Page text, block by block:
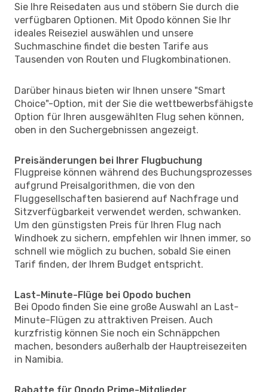
Sie Ihre Reisedaten aus und stöbern Sie durch die
verfügbaren Optionen. Mit Opodo können Sie Ihr
ideales Reiseziel auswählen und unsere
Suchmaschine findet die besten Tarife aus
Tausenden von Routen und Flugkombinationen.
Darüber hinaus bieten wir Ihnen unsere "Smart
Choice"-Option, mit der Sie die wettbewerbsfähigste
Option für Ihren ausgewählten Flug sehen können,
oben in den Suchergebnissen angezeigt.
Preisänderungen bei Ihrer Flugbuchung
Flugpreise können während des Buchungsprozesses
aufgrund Preisalgorithmen, die von den
Fluggesellschaften basierend auf Nachfrage und
Sitzverfügbarkeit verwendet werden, schwanken.
Um den günstigsten Preis für Ihren Flug nach
Windhoek zu sichern, empfehlen wir Ihnen immer, so
schnell wie möglich zu buchen, sobald Sie einen
Tarif finden, der Ihrem Budget entspricht.
Last-Minute-Flüge bei Opodo buchen
Bei Opodo finden Sie eine große Auswahl an Last-
Minute-Flügen zu attraktiven Preisen. Auch
kurzfristig können Sie noch ein Schnäppchen
machen, besonders außerhalb der Hauptreisezeiten
in Namibia.